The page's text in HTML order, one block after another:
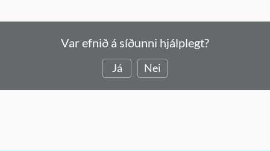
Var efnið á síðunni hjálplegt?
Já Nei